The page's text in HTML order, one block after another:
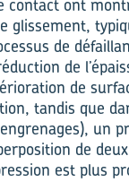
contact ont
glissement,
de
de
de
tandis que
un
de
est plus